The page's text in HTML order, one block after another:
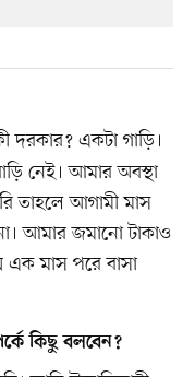
একটা গাড়ি।
নেই। আমার অবস্থা
তাহলে আগামী মাস
আমার জমানো টাকাও
এক মাস পরে বাসা
কিছু বলবেন?